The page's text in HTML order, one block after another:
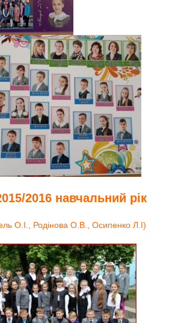
2016 навчальний рік
О.І., Родінова О.В., Осипенко Л.І)